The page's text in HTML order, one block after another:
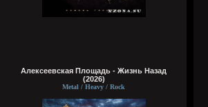
Алексеевская Площадь - Жизнь Назад
(2026)
Metal / Heavy / Rock